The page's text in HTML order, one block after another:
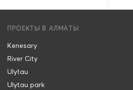
ПРОЕКТЫ В АЛМАТЫ
Kenesary
River City
Ulytau
Ulytau park